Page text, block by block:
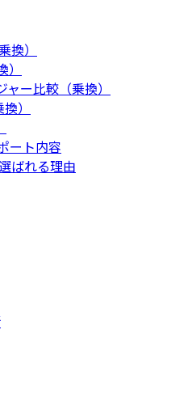
換）
ー比較（乗換）
）
ート内容
ばれる理由